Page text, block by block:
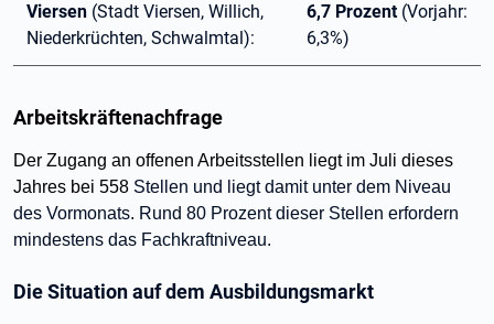
Viersen (Stadt Viersen, Willich,
Niederkrüchten, Schwalmtal):
6,7 Prozent(Vorjahr:
6,3%)
Arbeitskräftenachfrage
Der Zugang an offenen Arbeitsstellen liegt im Juli dieses
Jahres bei 558 Stellen und liegt damit unter dem Niveau
des Vormonats. Rund 80 Prozent dieser Stellen erfordern
mindestens das Fachkraftniveau.
Die Situation auf dem Ausbildungsmarkt